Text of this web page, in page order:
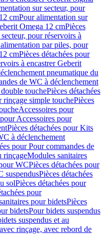
sur secteur, pour
cmPour alimentation sur
Omega 12 cmPièces
pour réservoirs à
par piles, pour
cmPièces détachées pour
à encastrer Geberit
pneumatique du
de WC à déclenchement
touchePièces détachées
rinçage simple touchePièces
Accessoires pour
Accessoires pour
Pièces détachées pour Kits
à déclenchement
pour Pour commandes de
rinçageModules sanitaires
WCPièces détachées pour
suspendusPièces détachées
solPièces détachées pour
pour
pour bidetsPièces
bidetsPour bidets suspendus
suspendus et au
rinçage, avec rebord de